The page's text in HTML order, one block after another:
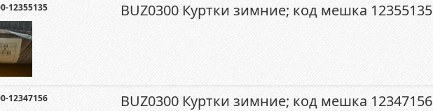
12355135 BUZ0300 Куртки зимние; код мешка 12355135
12347156 BUZ0300 Куртки зимние; код мешка 12347156